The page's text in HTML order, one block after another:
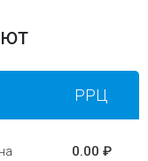
РРЦ
0.00 ₽